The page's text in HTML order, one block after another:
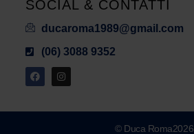
SOCIAL & CONTATTI
ducaroma1989@gmail.com
(06) 3088 9352
© Duca Roma2026